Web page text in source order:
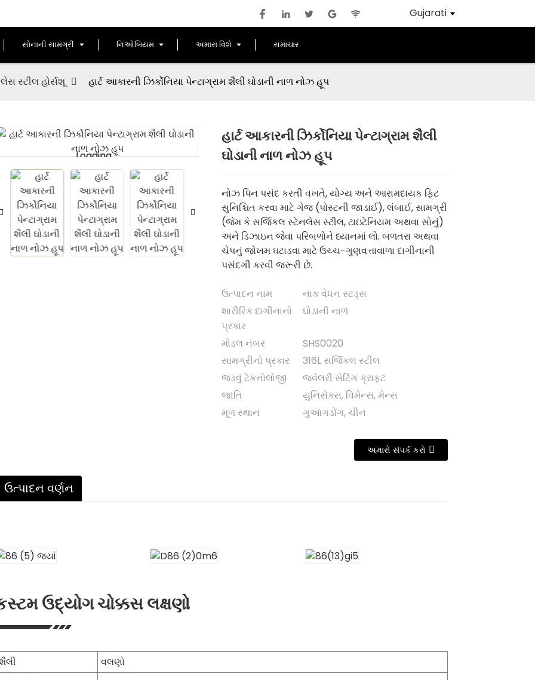
Gujarati
સોનાની સામગ્રી નિઓબિયમ અમારા વિશે સમાચાર
સ્ટીલ હોર્સશૂ હાર્ટ આકારની ઝિર્કોનિયા પેન્ટાગ્રામ શૈલી ઘોડાની નાળ નોઝ હૂપ
Loading...
Loading... Loading...
Loading...
હાર્ટ આકારની ઝિર્કોનિયા પેન્ટાગ્રામ શૈલી
ઘોડાની નાળ નોઝ હૂપ
નોઝ પિન પસંદ કરતી વખતે, યોગ્ય અને આરામદાયક ફિટ
સુનિશ્ચિત કરવા માટે ગેજ (પોસ્ટની જાડાઈ), લંબાઈ, સામગ્રી
(જેમ કે સર્જિકલ સ્ટેનલેસ સ્ટીલ, ટાઇટેનિયમ અથવા સોનું)
અને ડિઝાઇન જેવા પરિબળોને ધ્યાનમાં લો. બળતરા અથવા
ચેપનું જોખમ ઘટાડવા માટે ઉચ્ચ-ગુણવત્તાવાળા દાગીનાની
પસંદગી કરવી જરૂરી છે.
ઉત્પાદન નામ
નાક વેધન સ્ટડ્સ
શારીરિક દાગીનાનો
પ્રકાર
ઘોડાની નાળ
મોડલ નંબર
SHS0020
સામગ્રીનો પ્રકાર
316L સર્જિકલ સ્ટીલ
જડવું ટેકનોલોજી
જ્વેલરી સેટિંગ ક્રાફ્ટ
જાતિ
યુનિસેક્સ, વિમેન્સ, મેન્સ
મૂળ સ્થાન
ગુઆંગડોંગ, ચીન
અમારો સંપર્ક કરો
ઉત્પાદન વર્ણન
ઉદ્યોગ ચોક્કસ લક્ષણો
વલણો